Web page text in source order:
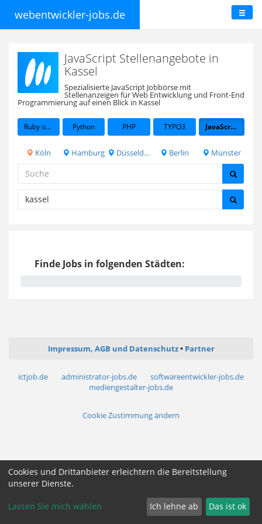
webentwickler-jobs.de
JavaScript Stellenangebote in
Kassel
Spezialisierte JavaScript Jobbörse mit
Stellenanzeigen für Web Entwicklung und Front-End
Programmierung auf einen Blick in Kassel
Ruby on Rails Python PHP TYPO3 JavaScript
Köln Hamburg Düsseldorf Berlin Münster
Finde Jobs in folgenden Städten:
Impressum, AGB und Datenschutz Partner
ictjob.de administrator-jobs.de
softwareentwickler-jobs.de
mediengestalter-jobs.de
Cookie Zustimmung ändern
Cookies und Drittanbieter erleichtern die Bereitstellung
unserer Dienste.
Lassen Sie mich wählen Ich lehne ab Das ist ok